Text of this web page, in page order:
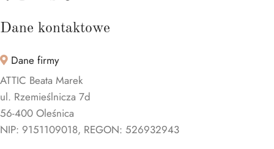
Dane kontaktowe
Dane firmy
ATTIC Beata Marek
ul. Rzemieślnicza 7d
56-400 Oleśnica
NIP: 9151109018, REGON: 526932943